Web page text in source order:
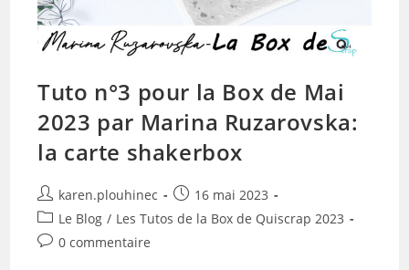
Tuto n°3 pour la Box de Mai
2023 par Marina Ruzarovska:
la carte shakerbox
Auteur/autrice
de
la
publication :
karen.plouhinec
Publication
publiée :
16 mai 2023
Post
category:
Le Blog / Les Tutos de la Box de Quiscrap 2023
Commentaires
0 commentaire